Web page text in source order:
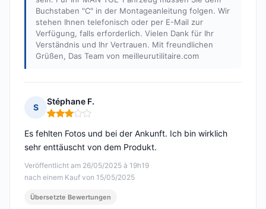
Buchstaben "C" in der Montageanleitung folgen. Wir
stehen Ihnen telefonisch oder per E-Mail zur
Verfügung, falls erforderlich. Vielen Dank für Ihr
Verständnis und Ihr Vertrauen. Mit freundlichen
Grüßen, Das Team von meilleurutilitaire.com
S
Stéphane F.
Hinweis: 3 von 5
Veröffentlicht am 26/05/2025 à 19h19
nach einem Kauf von 15/05/2025
Es fehlten Fotos und bei der Ankunft. Ich bin wirklich
sehr enttäuscht von dem Produkt.
Übersetzte Bewertungen